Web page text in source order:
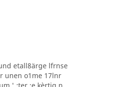
etall8ärge lfrnse
unen o1me 17lnr